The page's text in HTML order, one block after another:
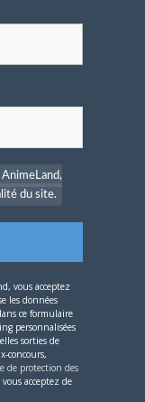
du site.
vous acceptez
les données
ce formulaire
personnalisées
sorties de
concours,
de protection des
acceptez de